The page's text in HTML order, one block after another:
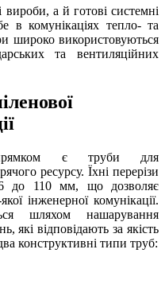
а й готові системні
в комунікаціях тепло- та
широко використовуються
та вентиляційних
є ​​труби для
ресурсу. Їхні перерізи
до 110 мм, що дозволяє
інженерної комунікації.
шляхом нашарування
які відповідають за якість
конструктивні типи труб: